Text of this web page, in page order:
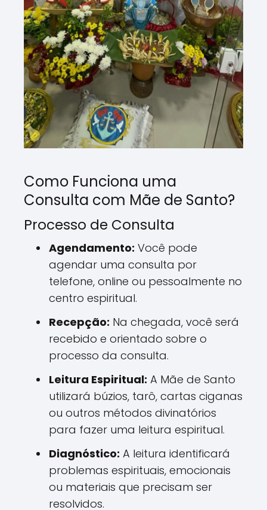
Como Funciona uma
Consulta com Mãe de Santo?
Processo de Consulta
Agendamento: Você pode
agendar uma consulta por
telefone, online ou pessoalmente no
centro espiritual.
Recepção: Na chegada, você será
recebido e orientado sobre o
processo da consulta.
Leitura Espiritual: A Mãe de Santo
utilizará búzios, tarô, cartas ciganas
ou outros métodos divinatórios
para fazer uma leitura espiritual.
Diagnóstico: A leitura identificará
problemas espirituais, emocionais
ou materiais que precisam ser
resolvidos.